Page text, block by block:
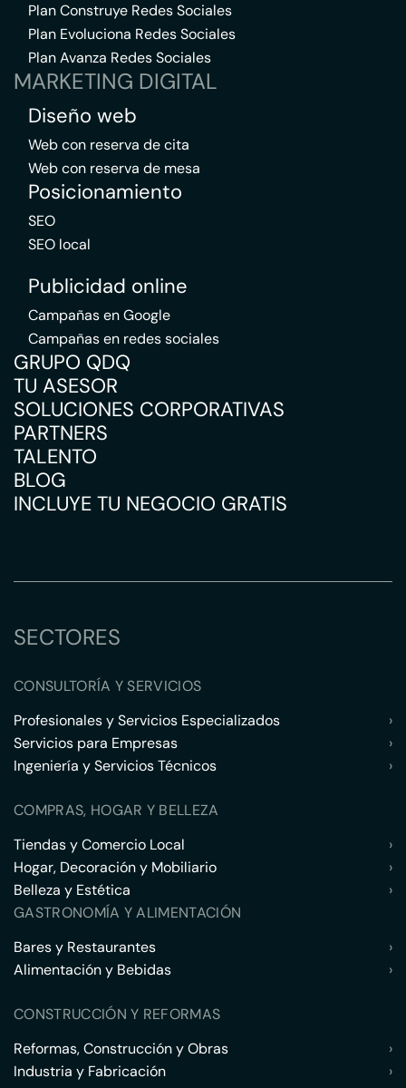
Plan Construye Redes Sociales
Plan Evoluciona Redes Sociales
Plan Avanza Redes Sociales
MARKETING DIGITAL
Diseño web
Web con reserva de cita
Web con reserva de mesa
Posicionamiento
SEO
SEO local
Publicidad online
Campañas en Google
Campañas en redes sociales
GRUPO QDQ
TU ASESOR
SOLUCIONES CORPORATIVAS
PARTNERS
TALENTO
BLOG
INCLUYE TU NEGOCIO GRATIS
SECTORES
CONSULTORÍA Y SERVICIOS
Profesionales y Servicios Especializados
›
Servicios para Empresas
›
Ingeniería y Servicios Técnicos
›
COMPRAS, HOGAR Y BELLEZA
Tiendas y Comercio Local
›
Hogar, Decoración y Mobiliario
›
Belleza y Estética
›
GASTRONOMÍA Y ALIMENTACIÓN
Bares y Restaurantes
›
Alimentación y Bebidas
›
CONSTRUCCIÓN Y REFORMAS
Reformas, Construcción y Obras
›
Industria y Fabricación
›